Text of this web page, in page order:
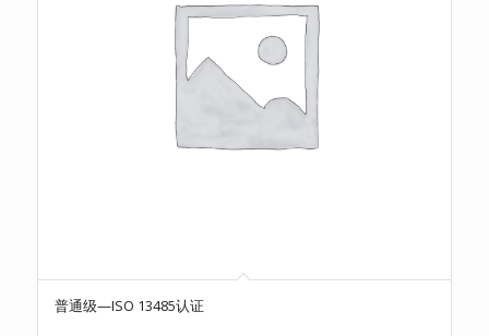
普通级—ISO 13485认证